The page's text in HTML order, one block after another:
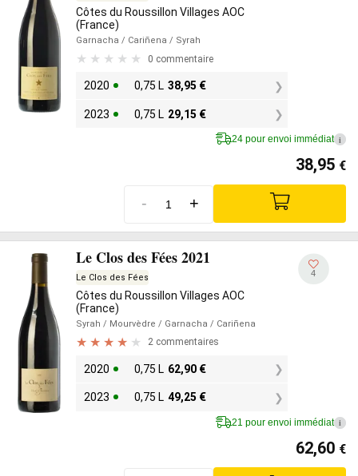
Côtes du Roussillon Villages AOC
(France)
Garnacha / Cariñena / Syrah
0 commentaire
2020 0,75 L 38,95 €
2023 0,75 L 29,15 €
24 pour envoi immédiat i
38,95 €
- +
Le Clos des Fées 2021
Le Clos des Fées
Côtes du Roussillon Villages AOC
(France)
Syrah / Mourvèdre / Garnacha / Cariñena
2 commentaires
2020 0,75 L 62,90 €
2023 0,75 L 49,25 €
4
21 pour envoi immédiat i
62,60 €